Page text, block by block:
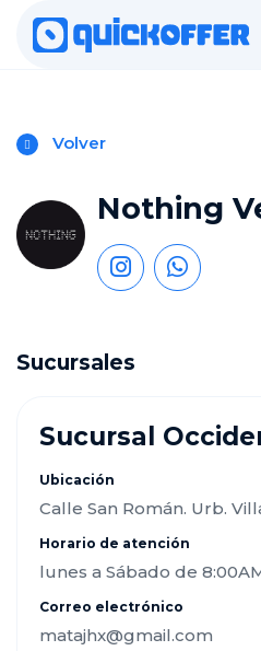
Volver
Nothing
Sucursales
Sucursal
Ubicación
Calle San Román. Urb.
Horario de atención
lunes a Sábado de
Correo electrónico
matajhx@gmail.com